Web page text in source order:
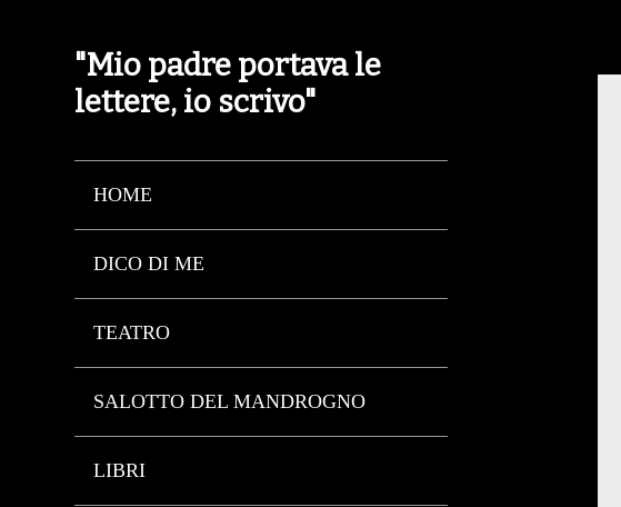
"Mio padre portava le
lettere, io scrivo"
HOME
DICO DI ME
TEATRO
SALOTTO DEL MANDROGNO
LIBRI